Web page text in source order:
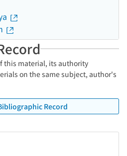
this material, its authority
on the same subject, author's
Record